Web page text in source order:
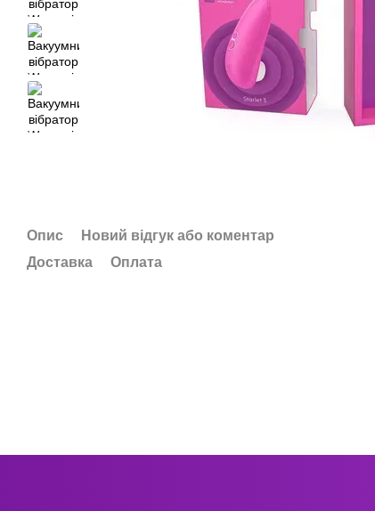
Опис
Новий відгук або коментар
Доставка
Оплата